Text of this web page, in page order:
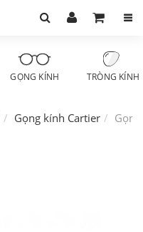
GỌNG KÍNH TRÒNG KÍNH
Gọng kính Cartier